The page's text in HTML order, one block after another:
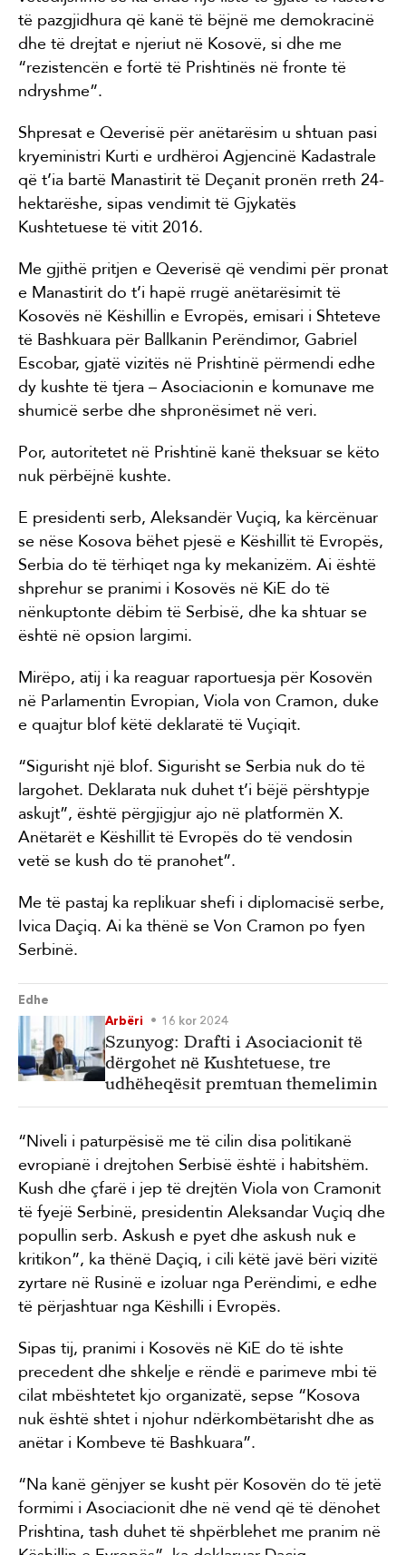
të pazgjidhura që kanë të bëjnë me demokracinë
dhe të drejtat e njeriut në Kosovë, si dhe me
“rezistencën e fortë të Prishtinës në fronte të
ndryshme”.
Shpresat e Qeverisë për anëtarësim u shtuan pasi
kryeministri Kurti e urdhëroi Agjencinë Kadastrale
që t’ia bartë Manastirit të Deçanit pronën rreth 24-
hektarëshe, sipas vendimit të Gjykatës
Kushtetuese të vitit 2016.
Me gjithë pritjen e Qeverisë që vendimi për pronat
e Manastirit do t’i hapë rrugë anëtarësimit të
Kosovës në Këshillin e Evropës, emisari i Shteteve
të Bashkuara për Ballkanin Perëndimor, Gabriel
Escobar, gjatë vizitës në Prishtinë përmendi edhe
dy kushte të tjera – Asociacionin e komunave me
shumicë serbe dhe shpronësimet në veri.
Por, autoritetet në Prishtinë kanë theksuar se këto
nuk përbëjnë kushte.
E presidenti serb, Aleksandër Vuçiq, ka kërcënuar
se nëse Kosova bëhet pjesë e Këshillit të Evropës,
Serbia do të tërhiqet nga ky mekanizëm. Ai është
shprehur se pranimi i Kosovës në KiE do të
nënkuptonte dëbim të Serbisë, dhe ka shtuar se
është në opsion largimi.
Mirëpo, atij i ka reaguar raportuesja për Kosovën
në Parlamentin Evropian, Viola von Cramon, duke
e quajtur blof këtë deklaratë të Vuçiqit.
“Sigurisht një blof. Sigurisht se Serbia nuk do të
largohet. Deklarata nuk duhet t’i bëjë përshtypje
askujt”, është përgjigjur ajo në platformën X.
Anëtarët e Këshillit të Evropës do të vendosin
vetë se kush do të pranohet”.
Me të pastaj ka replikuar shefi i diplomacisë serbe,
Ivica Daçiq. Ai ka thënë se Von Cramon po fyen
Serbinë.
Edhe
Arbëri
16 kor 2024
Szunyog: Drafti i Asociacionit të
dërgohet në Kushtetuese, tre
udhëheqësit premtuan themelimin
“Niveli i paturpësisë me të cilin disa politikanë
evropianë i drejtohen Serbisë është i habitshëm.
Kush dhe çfarë i jep të drejtën Viola von Cramonit
të fyejë Serbinë, presidentin Aleksandar Vuçiq dhe
popullin serb. Askush e pyet dhe askush nuk e
kritikon”, ka thënë Daçiq, i cili këtë javë bëri vizitë
zyrtare në Rusinë e izoluar nga Perëndimi, e edhe
të përjashtuar nga Këshilli i Evropës.
Sipas tij, pranimi i Kosovës në KiE do të ishte
precedent dhe shkelje e rëndë e parimeve mbi të
cilat mbështetet kjo organizatë, sepse “Kosova
nuk është shtet i njohur ndërkombëtarisht dhe as
anëtar i Kombeve të Bashkuara”.
“Na kanë gënjyer se kusht për Kosovën do të jetë
formimi i Asociacionit dhe në vend që të dënohet
Prishtina, tash duhet të shpërblehet me pranim në